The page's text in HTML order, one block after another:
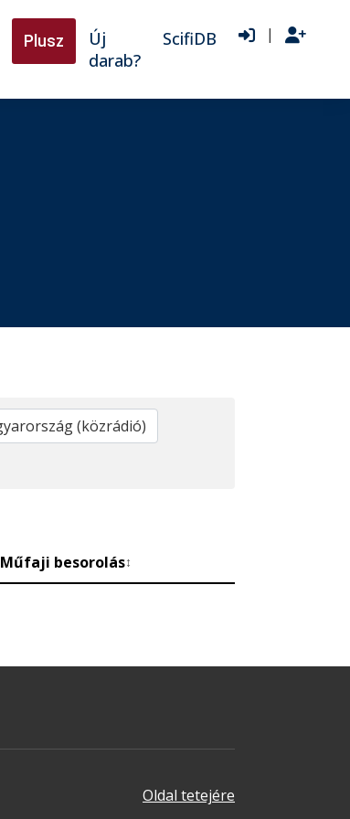
Plusz
Új
darab?
ScifiDB |
Műfaji besorolás↕
Oldal tetejére